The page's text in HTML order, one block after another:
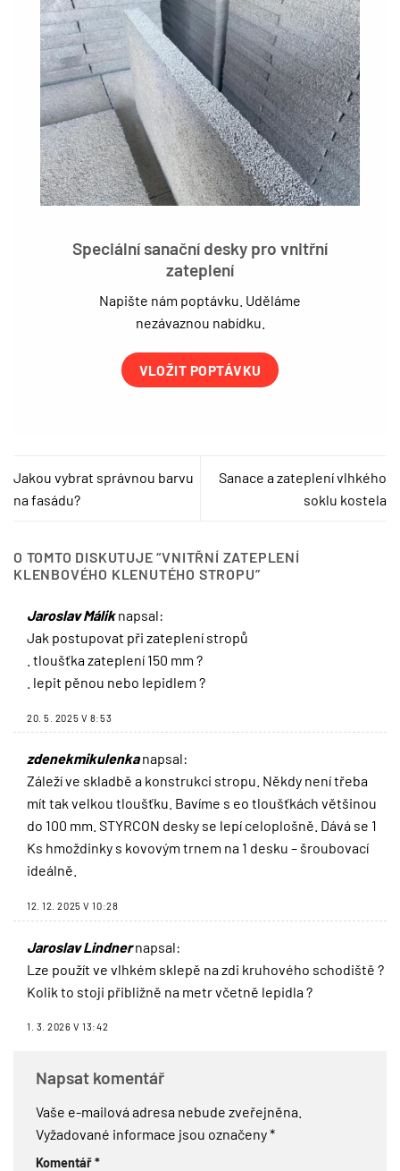
Speciální sanační desky pro vnitřní
zateplení
Napište nám poptávku. Uděláme
nezávaznou nabídku.
VLOŽIT POPTÁVKU
Jakou vybrat správnou barvu
na fasádu?
Sanace a zateplení vlhkého
soklu kostela
O TOMTO DISKUTUJE “VNITŘNÍ ZATEPLENÍ
KLENBOVÉHO KLENUTÉHO STROPU”
Jaroslav Málik napsal:
Jak postupovat při zateplení stropů
. tloušťka zateplení 150 mm ?
. lepit pěnou nebo lepidlem ?
20. 5. 2025 V 8:53
zdenekmikulenka napsal:
Záleží ve skladbě a konstrukci stropu. Někdy není třeba
mít tak velkou tloušťku. Bavíme s eo tloušťkách většinou
do 100 mm. STYRCON desky se lepí celoplošně. Dává se 1
Ks hmoždinky s kovovým trnem na 1 desku – šroubovací
ideálně.
12. 12. 2025 V 10:28
Jaroslav Lindner napsal:
Lze použít ve vlhkém sklepě na zdi kruhového schodiště ?
Kolik to stoji přibližně na metr včetně lepidla ?
1. 3. 2026 V 13:42
Napsat komentář
Vaše e-mailová adresa nebude zveřejněna.
Vyžadované informace jsou označeny*
Komentář*